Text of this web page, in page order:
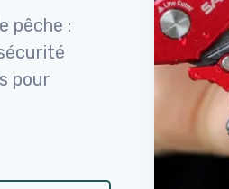
pêche :
pour